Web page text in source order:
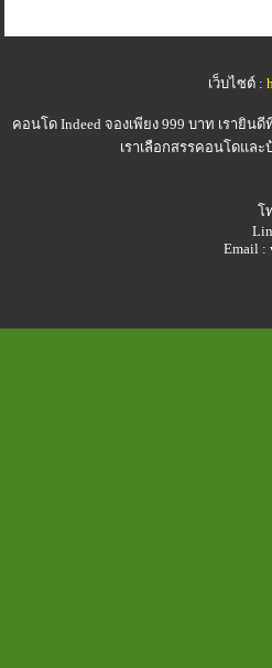
เว็บไซต์ :
คอนโด Indeedจองเพียง 999 บาท เรายิน
เราเลือกสรรคอนโดแล
โ
Email :